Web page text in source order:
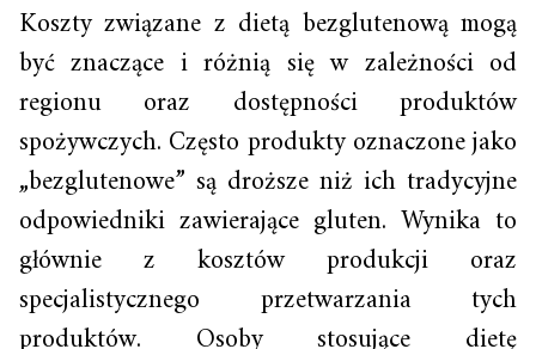
Koszty związane z dietą bezglutenową mogą
być znaczące i różnią się w zależności od
regionu oraz dostępności produktów
spożywczych. Często produkty oznaczone jako
„bezglutenowe” są droższe niż ich tradycyjne
odpowiedniki zawierające gluten. Wynika to
głównie z kosztów produkcji oraz
specjalistycznego przetwarzania tych